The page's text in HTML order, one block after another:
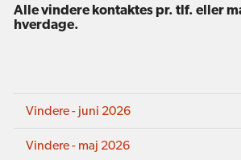
Alle vindere kontaktes pr. tlf. eller
hverdage.
Vindere - juni 2026
Vindere - maj 2026